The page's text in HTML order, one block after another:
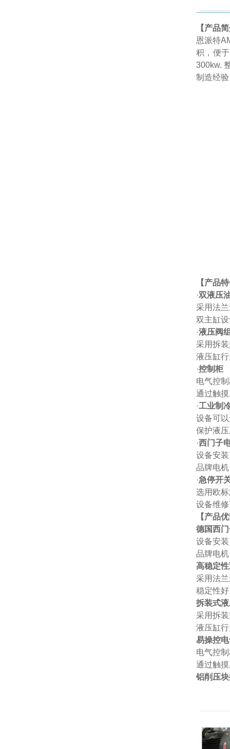
【产品
恩派特
积，便
300kw.
制造经
【产品
·双液压
采用法
双主缸
·液压阀
采用拆
液压缸
·控制柜
电气控
通过触
·工业制
设备可
保护液
·西门子
设备安
品牌电
·急停开
选用欧
设备维
【产品
德国西
设备安
品牌电
高稳定
采用法
稳定性
拆装式
采用拆
液压缸
易操控
电气控
通过触
铝削压